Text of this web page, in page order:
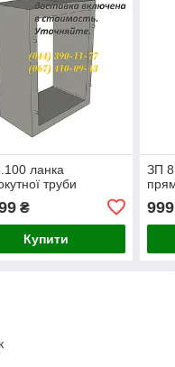
ланка
труби
₴
Купити
ЗП